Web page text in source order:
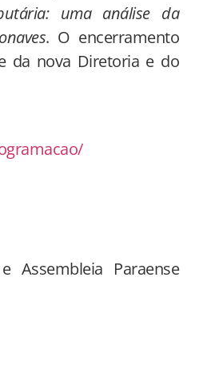
uma análise da
. O encerramento
da nova Diretoria e do
Assembleia Paraense